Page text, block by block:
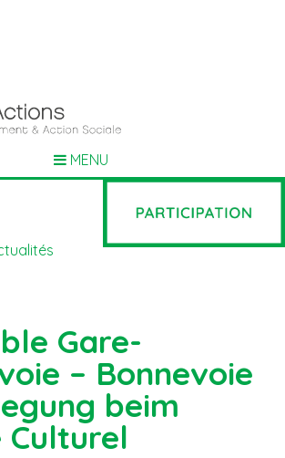
MENU
Gare-
– Bonnevoie
beim
Culturel